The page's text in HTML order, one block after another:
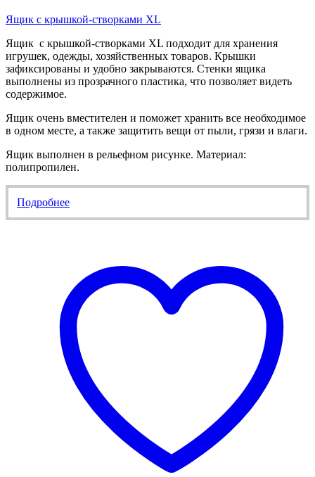
Ящик с крышкой-створками XL
Ящик с крышкой-створками XL подходит для хранения
игрушек, одежды, хозяйственных товаров. Крышки
зафиксированы и удобно закрываются. Стенки ящика
выполнены из прозрачного пластика, что позволяет видеть
содержимое.
Ящик очень вместителен и поможет хранить все необходимое
в одном месте, а также защитить вещи от пыли, грязи и влаги.
Ящик выполнен в рельефном рисунке. Материал:
полипропилен.
Подробнее